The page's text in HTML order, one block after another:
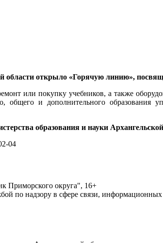
области открыло «Горячую линию»,
или покупку учебников, а также
общего и дополнительного образования
образования и науки
04
Приморского округа", 16+
по надзору в сфере связи,